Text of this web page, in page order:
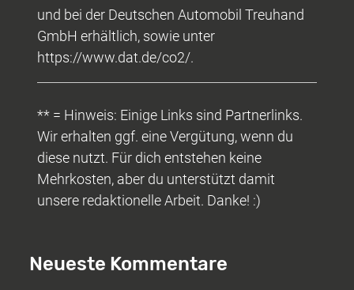
und bei der Deutschen Automobil Treuhand
GmbH erhältlich, sowie unter
https://www.dat.de/co2/.
** = Hinweis: Einige Links sind Partnerlinks.
Wir erhalten ggf. eine Vergütung, wenn du
diese nutzt. Für dich entstehen keine
Mehrkosten, aber du unterstützt damit
unsere redaktionelle Arbeit. Danke! :)
Neueste Kommentare